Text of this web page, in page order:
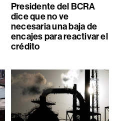
Presidente del BCRA
dice que no ve
necesaria una baja de
encajes para reactivar el
crédito